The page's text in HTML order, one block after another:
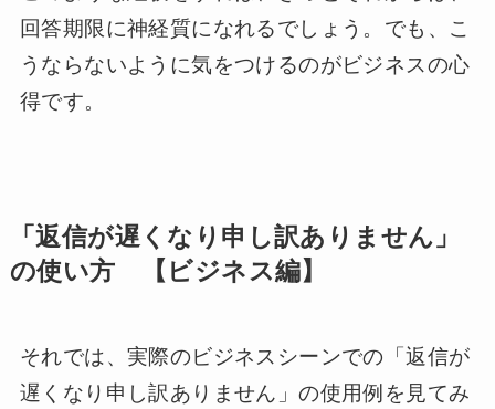
回答期限に神経質になれるでしょう。でも、こ
うならないように気をつけるのがビジネスの心
得です。
「返信が遅くなり申し訳ありません」
の使い方 【ビジネス編】
それでは、実際のビジネスシーンでの「返信が
遅くなり申し訳ありません」の使用例を見てみ